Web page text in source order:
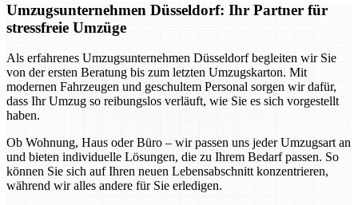
Umzugsunternehmen Düsseldorf: Ihr Partner für
stressfreie Umzüge
Als erfahrenes Umzugsunternehmen Düsseldorf begleiten wir Sie
von der ersten Beratung bis zum letzten Umzugskarton. Mit
modernen Fahrzeugen und geschultem Personal sorgen wir dafür,
dass Ihr Umzug so reibungslos verläuft, wie Sie es sich vorgestellt
haben.
Ob Wohnung, Haus oder Büro – wir passen uns jeder Umzugsart an
und bieten individuelle Lösungen, die zu Ihrem Bedarf passen. So
können Sie sich auf Ihren neuen Lebensabschnitt konzentrieren,
während wir alles andere für Sie erledigen.